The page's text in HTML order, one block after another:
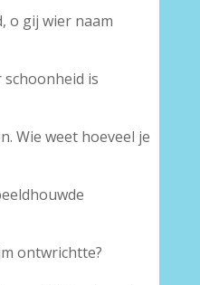
o gij wier naam
is
Wie weet hoeveel je
ontwrichtte?